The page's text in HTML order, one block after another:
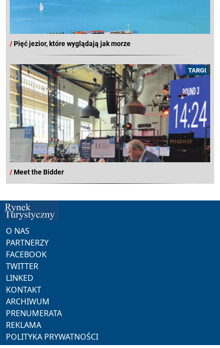
/Pięć jezior, które wyglądają jak morze
TARGI
/Meet the Bidder
O NAS
PARTNERZY
FACEBOOK
TWITTER
LINKED
KONTAKT
ARCHIWUM
PRENUMERATA
REKLAMA
POLITYKA PRYWATNOŚCI